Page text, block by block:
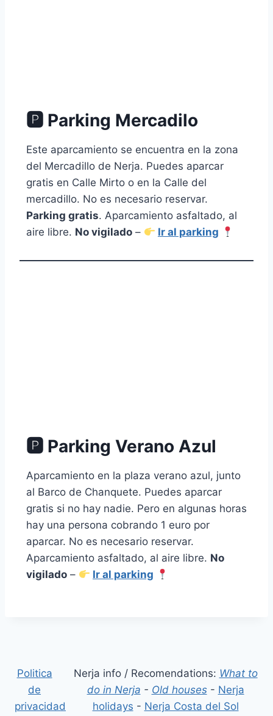
🅿 Parking Mercadilo
Este aparcamiento se encuentra en la zona
del Mercadillo de Nerja. Puedes aparcar
gratis en Calle Mirto o en la Calle del
mercadillo. No es necesario reservar.
Parking gratis. Aparcamiento asfaltado, al
aire libre. No vigilado– Ir al parking
🅿 Parking Verano Azul
Aparcamiento en la plaza verano azul, junto
al Barco de Chanquete. Puedes aparcar
gratis si no hay nadie. Pero en algunas horas
hay una persona cobrando 1 euro por
aparcar. No es necesario reservar.
Aparcamiento asfaltado, al aire libre. No
vigilado– Ir al parking
Politica
de
privacidad
Nerja info / Recomendations: What to
do in Nerja - Old houses- Nerja
holidays - Nerja Costa del Sol